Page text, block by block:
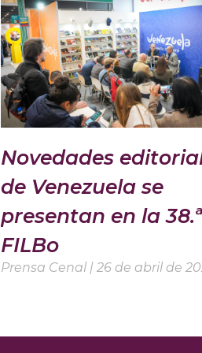
Novedades
de Venezuela se
presentan en la 38.ª
FILBo
Prensa Cenal
26 de abril de